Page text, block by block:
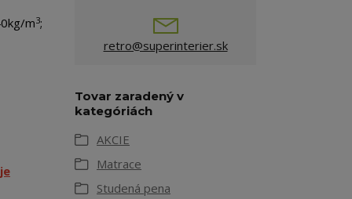
m3;
retro@superinterier.sk
Tovar zaradený v
kategóriách
AKCIE
Matrace
Studená pena